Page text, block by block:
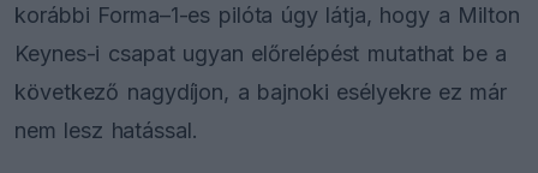
korábbi Forma–1-es pilóta úgy látja, hogy a Milton
Keynes-i csapat ugyan előrelépést mutathat be a
következő nagydíjon, a bajnoki esélyekre ez már
nem lesz hatással.